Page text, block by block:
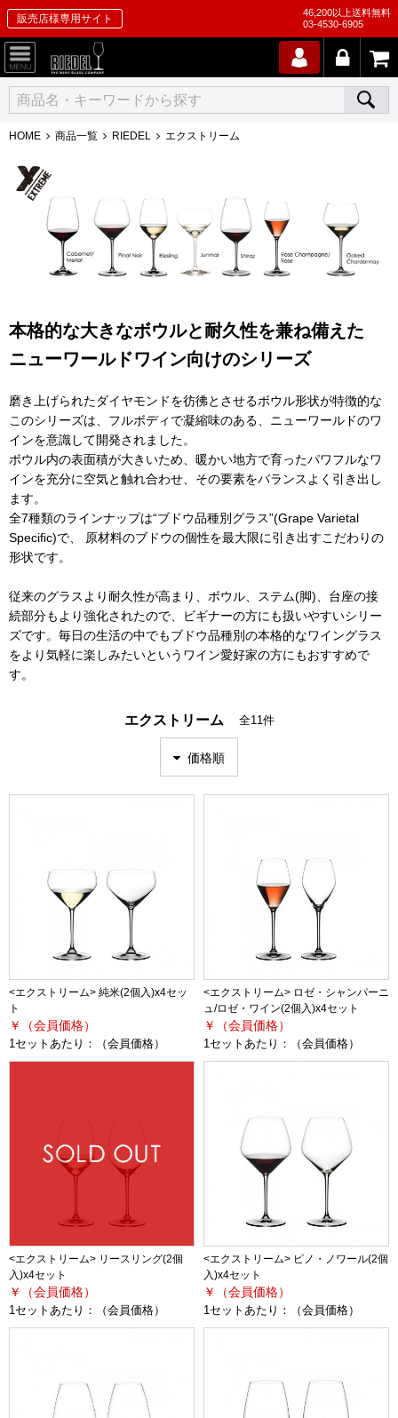
販売店様専用サイト
46,200以上送料無料
03-4530-6905
HOME 商品一覧 RIEDEL エクストリーム
本格的な大きなボウルと耐久性を兼ね備えた
ニューワールドワイン向けのシリーズ
磨き上げられたダイヤモンドを彷彿とさせるボウル形状が特徴的な
このシリーズは、フルボディで凝縮味のある、ニューワールドのワ
インを意識して開発されました。
ボウル内の表面積が大きいため、暖かい地方で育ったパワフルなワ
インを充分に空気と触れ合わせ、その要素をバランスよく引き出し
ます。
全7種類のラインナップは“ブドウ品種別グラス”(Grape Varietal
Speciﬁc)で、 原材料のブドウの個性を最大限に引き出すこだわりの
形状です。
従来のグラスより耐久性が高まり、ボウル、ステム(脚)、台座の接
続部分もより強化されたので、ビギナーの方にも扱いやすいシリー
ズです。毎日の生活の中でもブドウ品種別の本格的なワイングラス
をより気軽に楽しみたいというワイン愛好家の方にもおすすめで
す。
エクストリーム 全11件
価格順
<エクストリーム> 純米(2個入)x4セッ
ト
￥（会員価格）
1セットあたり： （会員価格）
<エクストリーム> ロゼ・シャンパーニ
ュ/ロゼ・ワイン(2個入)x4セット
￥（会員価格）
1セットあたり： （会員価格）
<エクストリーム> リースリング(2個
入)x4セット
￥（会員価格）
1セットあたり： （会員価格）
<エクストリーム> ピノ・ノワール(2個
入)x4セット
￥（会員価格）
1セットあたり： （会員価格）